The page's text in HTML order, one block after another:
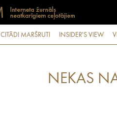
CITĀDI MARŠRUTI INSIDER'S VIEW
NEKAS